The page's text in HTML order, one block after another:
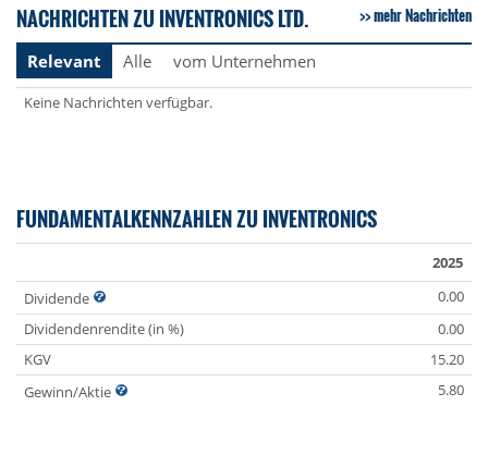
NACHRICHTEN ZU INVENTRONICS LTD. mehr Nachrichten
Relevant Alle vom Unternehmen
Keine Nachrichten verfügbar.
FUNDAMENTALKENNZAHLEN ZU INVENTRONICS
2025
Dividende
0.00
Dividendenrendite (in %)
0.00
KGV
15.20
Gewinn/Aktie
5.80